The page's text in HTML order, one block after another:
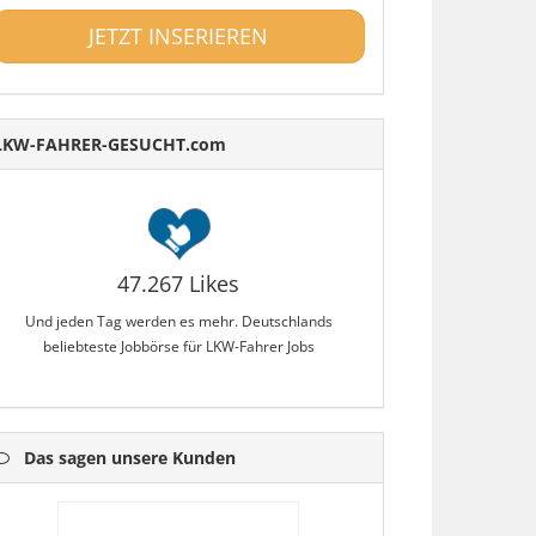
JETZT INSERIEREN
FAHRER-GESUCHT.com
47.267 Likes
Und jeden Tag werden es mehr. Deutschlands
beliebteste Jobbörse für LKW-Fahrer Jobs
Das sagen unsere Kunden